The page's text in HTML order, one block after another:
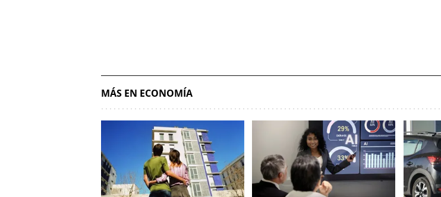
MÁS EN ECONOMÍA